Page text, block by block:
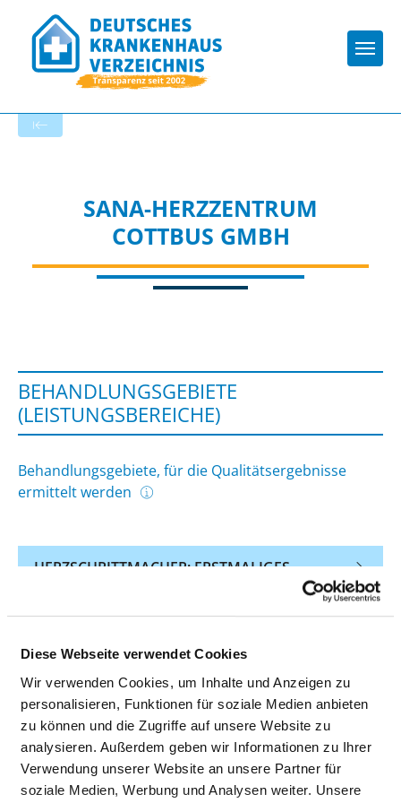
Diese Webseite verwendet Cookies
Wir verwenden Cookies, um Inhalte und Anzeigen zu
personalisieren, Funktionen für soziale Medien anbieten
zu können und die Zugriffe auf unsere Website zu
analysieren. Außerdem geben wir Informationen zu Ihrer
Verwendung unserer Website an unsere Partner für
soziale Medien, Werbung und Analysen weiter. Unsere
SANA-HERZZENTRUM
COTTBUS GMBH
BEHANDLUNGSGEBIETE
(LEISTUNGSBEREICHE)
Behandlungsgebiete, für die Qualitätsergebnisse
ermittelt werden
HERZSCHRITTMACHER: ERSTMALIGES
GEHÄUSES (HSMDEF-HSM-AGGW)
HERZSCHRITTMACHER: ERNEUTER EINGRIFF,
AUSTAUSCH ODER ENTFERNEN DES
HERZSCHRITTMACHERS (HSMDEF-HSM-REV)
DEFIBRILLATOR (SCHOCKGEBER) ZUR